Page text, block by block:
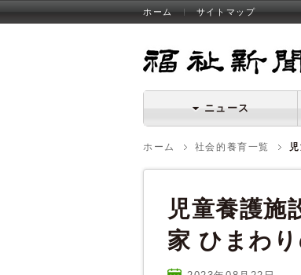
ホーム サイトマップ
ニュース
ホーム 社会的養育一覧
児童養護
家 ひまわ